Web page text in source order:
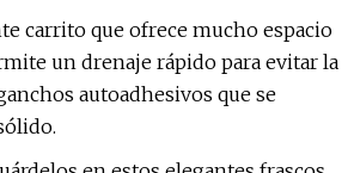
carrito que ofrece mucho espacio
un drenaje rápido para evitar la
autoadhesivos que se